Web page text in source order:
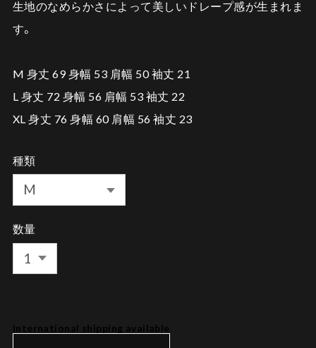
生地のなめらかさによって美しいドレープ感が生まれま
す。
M 身丈 69 身幅 53 肩幅 50 袖丈 21
L 身丈 72 身幅 56 肩幅 53 袖丈 22
XL 身丈 76 身幅 60 肩幅 56 袖丈 23
種類
数量
International shipping available